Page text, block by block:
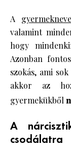
A
valamint
hogy
Azonban
szokás, ami
akkor az
gyermekükből
A
csodálatra